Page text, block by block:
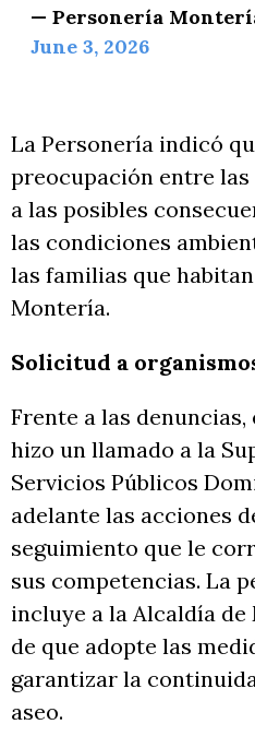
— Personería
June 3, 2026
La Personería indicó
preocupación entre
a las posibles
las condiciones
las familias que
Montería.
Solicitud a
Frente a las
hizo un llamado a la
Servicios Públicos
adelante las acciones
seguimiento que le
sus competencias. La
incluye a la Alcaldía
de que adopte las
garantizar la
aseo.